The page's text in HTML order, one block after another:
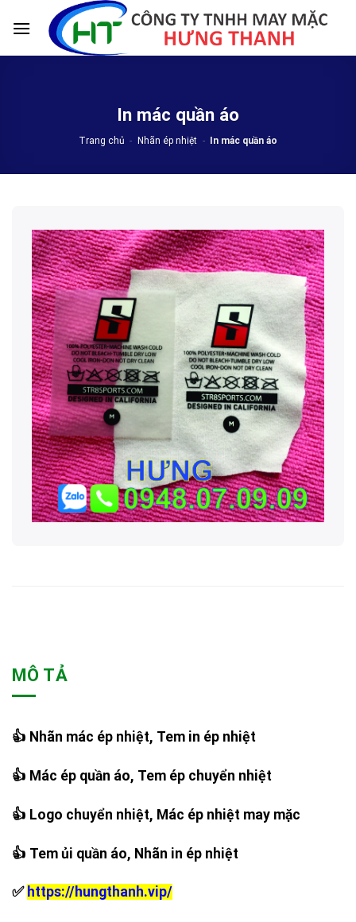
In mác quần áo
Trang chủ - Nhãn ép nhiệt - In mác quần áo
MÔ TẢ
👍 Nhãn mác ép nhiệt, Tem in ép nhiệt
👍 Mác ép quần áo, Tem ép chuyển nhiệt
👍 Logo chuyển nhiệt, Mác ép nhiệt may mặc
👍 Tem ủi quần áo, Nhãn in ép nhiệt
✅ https://hungthanh.vip/